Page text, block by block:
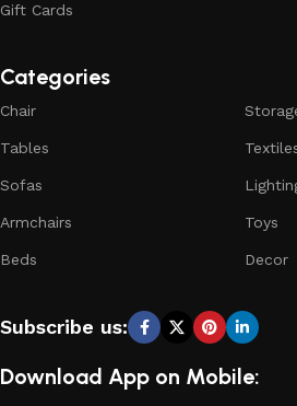
Gift Cards
Categories
Chair
Tables
Sofas
Armchairs
Beds
Toys
Decor
Subscribe us:
Download App on Mobile: